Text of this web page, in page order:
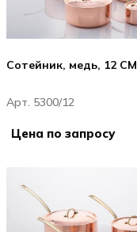
Сотейник, медь, 12 CM
Арт. 5300/12
Цена по запросу